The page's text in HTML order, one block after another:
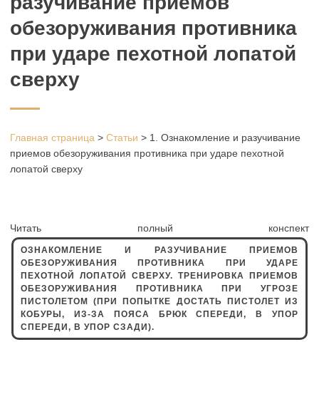
обезоруживания противника
при ударе пехотной лопатой
сверху
Главная страница > Статьи > 1. Ознакомление и разучивание
приемов обезоруживания противника при ударе пехотной
лопатой сверху
Читать полный конспект
ОЗНАКОМЛЕНИЕ И РАЗУЧИВАНИЕ ПРИЕМОВ
ОБЕЗОРУЖИВАНИЯ ПРОТИВНИКА ПРИ УДАРЕ
ПЕХОТНОЙ ЛОПАТОЙ СВЕРХУ. ТРЕНИРОВКА ПРИЕМОВ
ОБЕЗОРУЖИВАНИЯ ПРОТИВНИКА ПРИ УГРОЗЕ
ПИСТОЛЕТОМ (ПРИ ПОПЫТКЕ ДОСТАТЬ ПИСТОЛЕТ ИЗ
КОБУРЫ, ИЗ-ЗА ПОЯСА БРЮК СПЕРЕДИ, В УПОР
СПЕРЕДИ, В УПОР СЗАДИ).